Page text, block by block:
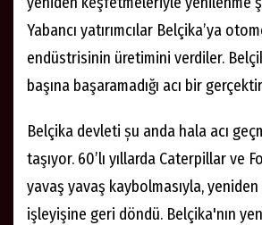
Yabancı yatırımcılar Belçika’ya
endüstrisinin üretimini verdiler.
başına başaramadığı acı bir
Belçika devleti șu anda hala acı
taşıyor. 60’lı yıllarda Caterpillar ve
yavaş yavaş kaybolmasıyla,
işleyişine geri döndü. Belçika'nın